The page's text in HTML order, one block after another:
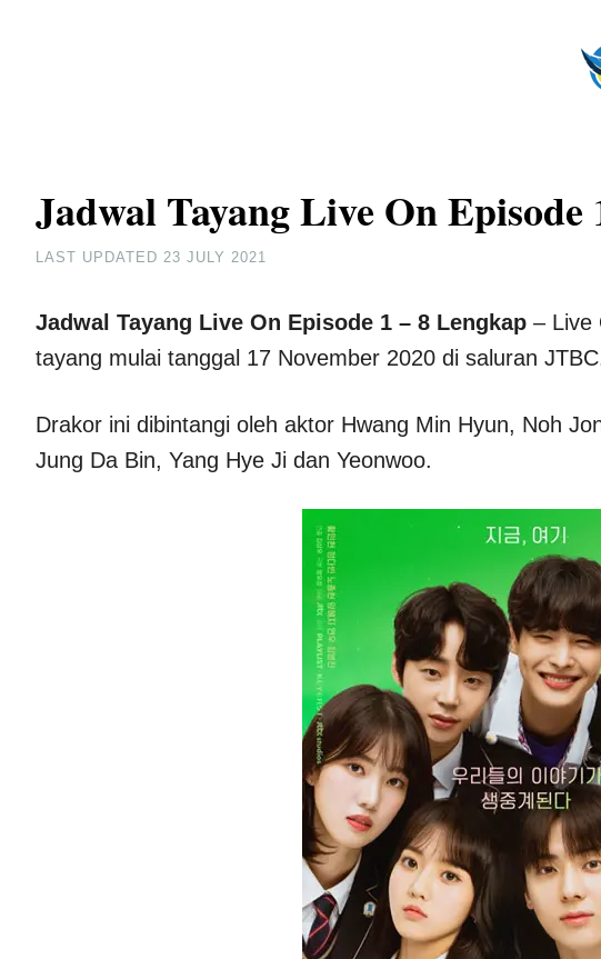
Jadwal Tayang Live On Episode
LAST UPDATED 23 JULY 2021
Jadwal Tayang Live On Episode 1 – 8 Lengkap – Live
tayang mulai tanggal 17 November 2020 di saluran
Drakor ini dibintangi oleh aktor Hwang Min Hyun, Noh
Jung Da Bin, Yang Hye Ji dan Yeonwoo.